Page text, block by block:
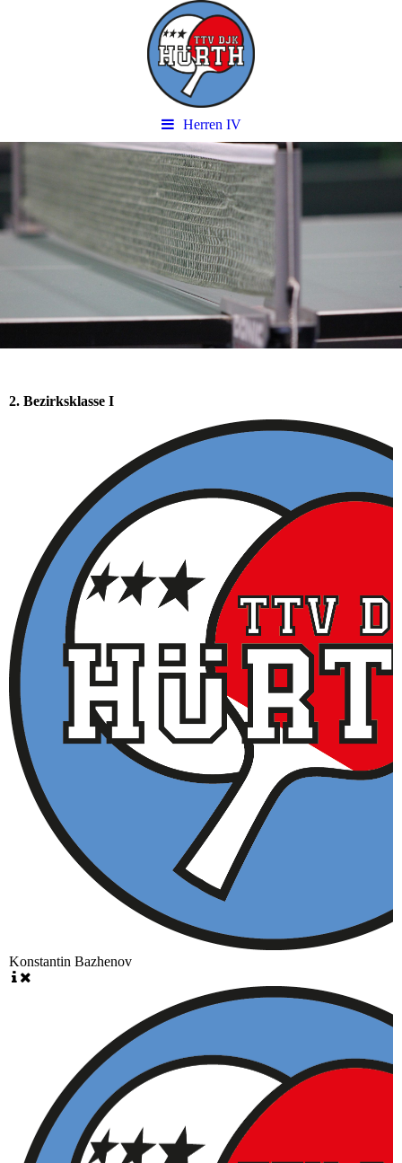
Herren IV
2. Bezirksklasse I
Konstantin Bazhenov